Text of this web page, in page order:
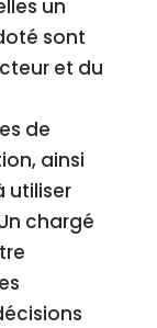
un
sont
et du
de
ainsi
utiliser
chargé